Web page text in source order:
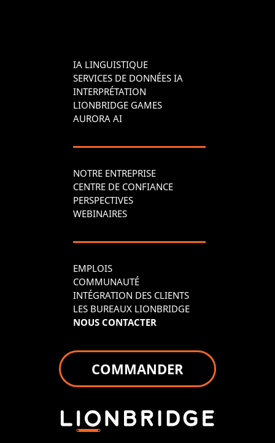
IA LINGUISTIQUE
SERVICES DE DONNÉES IA
INTERPRÉTATION
LIONBRIDGE GAMES
AURORA AI
NOTRE ENTREPRISE
CENTRE DE CONFIANCE
PERSPECTIVES
WEBINAIRES
EMPLOIS
COMMUNAUTÉ
INTÉGRATION DES CLIENTS
LES BUREAUX LIONBRIDGE
NOUS CONTACTER
COMMANDER